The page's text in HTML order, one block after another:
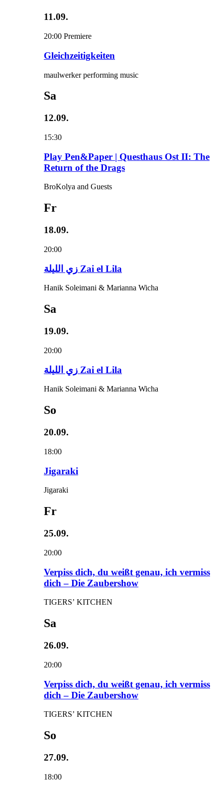
11.09.
20:00 Premiere
Gleichzeitigkeiten
maulwerker performing music
Sa
12.09.
15:30
Play Pen&Paper | Questhaus Ost II: The
Return of the Drags
BroKolya and Guests
Fr
18.09.
20:00
زي‌ اللیلة Zai el Lila
Hanik Soleimani & Marianna Wicha
Sa
19.09.
20:00
زي‌ اللیلة Zai el Lila
Hanik Soleimani & Marianna Wicha
So
20.09.
18:00
Jigaraki
Jigaraki
Fr
25.09.
20:00
Verpiss dich, du weißt genau, ich vermiss
dich – Die Zaubershow
TIGERS’ KITCHEN
Sa
26.09.
20:00
Verpiss dich, du weißt genau, ich vermiss
dich – Die Zaubershow
TIGERS’ KITCHEN
So
27.09.
18:00